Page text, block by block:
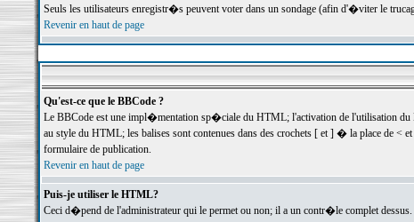
Seuls les utilisateurs enregistr�s peuvent voter dans un sondage (afin d'�viter le
Revenir en haut de page
Qu'est-ce que le BBCode ?
Le BBCode est une impl�mentation sp�ciale du HTML; l'activation de l'utilisation
au style du HTML; les balises sont contenues dans des crochets [ et ] � la place de
formulaire de publication.
Revenir en haut de page
Puis-je utiliser le HTML?
Ceci d�pend de l'administrateur qui le permet ou non; il a un contr�le complet